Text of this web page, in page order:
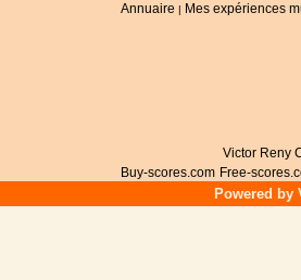
Annuaire | Mes expériences
Victor Reny
Buy-scores.com Free-
Powered by